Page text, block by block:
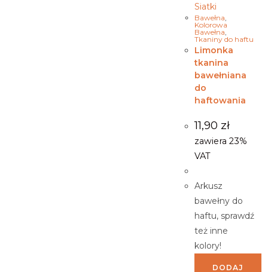
Siatki
Bawełna
Kolorowa
Bawełna
Tkaniny do haftu
Limonka
tkanina
bawełniana
do
haftowania
11,90 zł
zawiera 23%
VAT
Arkusz
bawełny do
haftu, sprawdź
też inne
kolory!
DODAJ